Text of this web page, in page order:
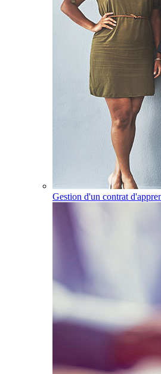
Gestion d'un contrat